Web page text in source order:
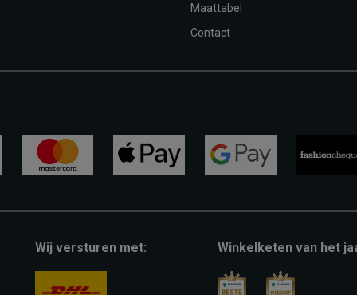
Maattabel
Contact
Wij versturen met: Winkelketen van het